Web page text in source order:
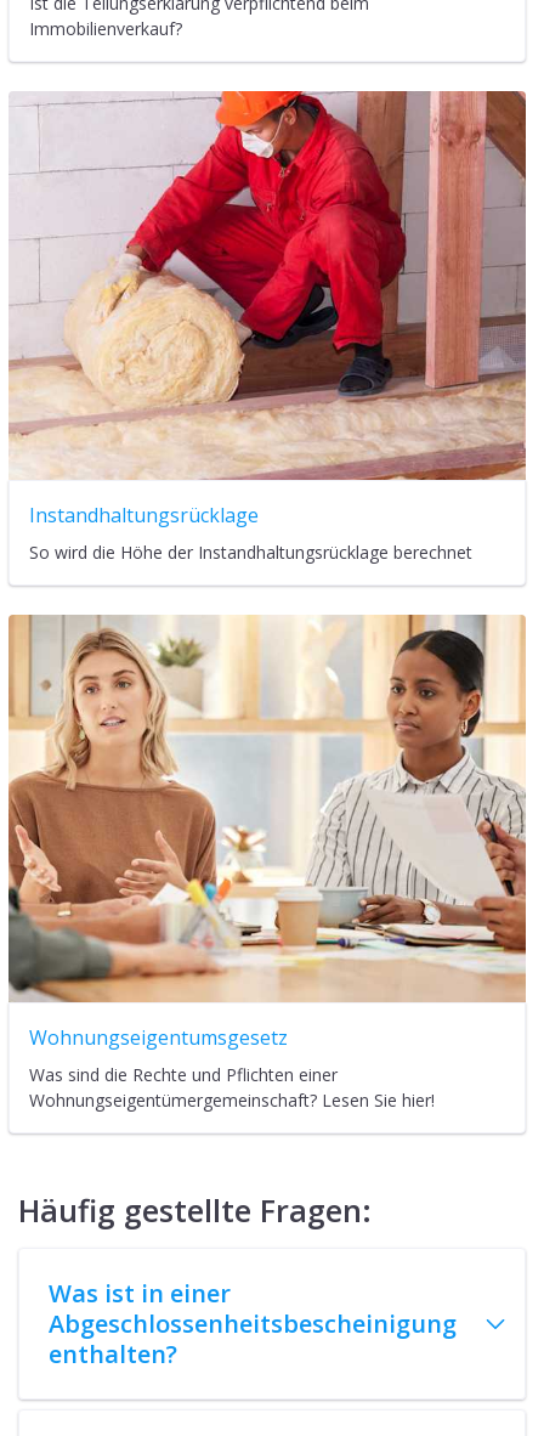
Immobilienverkauf?
Instandhaltungsrücklage
So wird die Höhe der Instandhaltungsrücklage berechnet
Wohnungseigentumsgesetz
Was sind die Rechte und Pflichten einer
Wohnungseigentümergemeinschaft? Lesen Sie hier!
Häufig gestellte Fragen:
Was ist in einer
Abgeschlossenheitsbescheinigung
enthalten?